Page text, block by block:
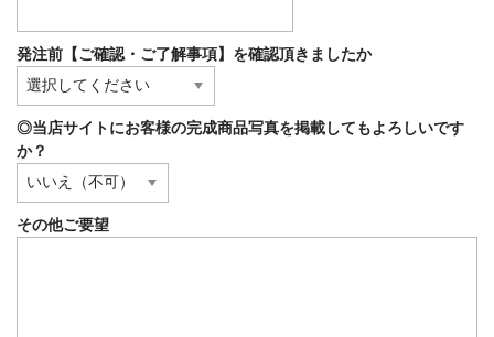
発注前【ご確認・ご了解事項】を確認頂きましたか
◎当店サイトにお客様の完成商品写真を掲載してもよろしいです
か？
その他ご要望